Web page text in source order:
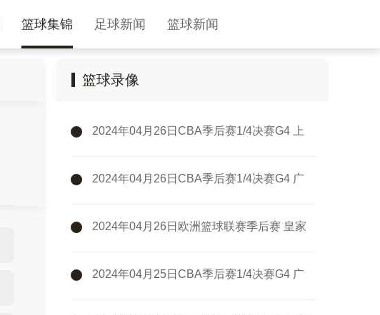
篮球集锦 足球新闻 篮球新闻
篮球录像
2024年04月26日CBA季后赛1/4决赛G4 上
2024年04月26日CBA季后赛1/4决赛G4 广
2024年04月26日欧洲篮球联赛季后赛 皇家
2024年04月25日CBA季后赛1/4决赛G4 广